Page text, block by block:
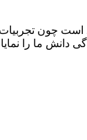
چون
دانش ما را